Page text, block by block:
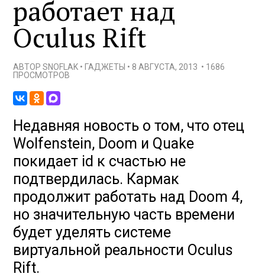
работает над
Oculus Rift
АВТОРSNOFLAK • ГАДЖЕТЫ • 8 АВГУСТА, 2013 • 1686
ПРОСМОТРОВ
Недавняя новость о том, что отец
Wolfenstein, Doom и Quake
покидает id к счастью не
подтвердилась. Кармак
продолжит работать над Doom 4,
но значительную часть времени
будет уделять системе
виртуальной реальности Oculus
Rift.